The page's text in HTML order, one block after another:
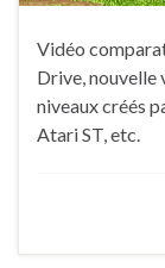
Vidéo
Drive, nouvelle
niveaux créés
Atari ST, etc.